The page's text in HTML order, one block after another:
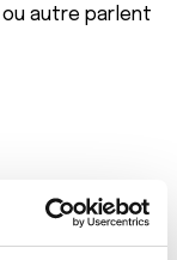
autre parlent